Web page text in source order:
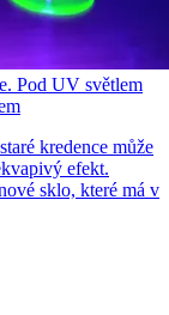
Pod UV světlem
kredence může
efekt.
sklo, které má v